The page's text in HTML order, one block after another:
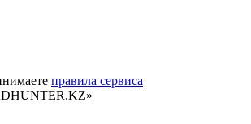
правила сервиса